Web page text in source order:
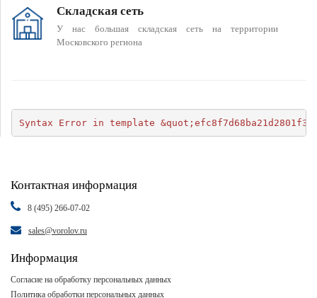
Складская сеть
У нас большая складская сеть на территории
Московского региона
Syntax Error in template
Контактная информация
8 (495) 266-07-02
sales@vorolov.ru
Информация
Согласие на обработку персональных данных
Политика обработки персональных данных